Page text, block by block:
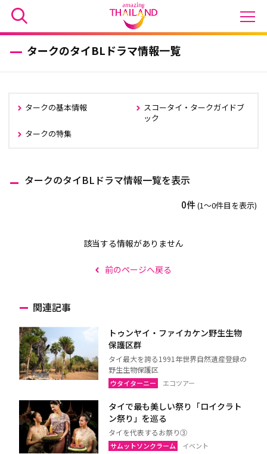
タークのタイBLドラマ情報一覧
タークの基本情報
スコータイ・タークガイドブ
ック
タークの特集
タークのタイBLドラマ情報一覧を表示
0件(1〜0件目を表示)
該当する情報がありません
前のページへ戻る
関連記事
トゥンヤイ・ファイカケン野生生物
保護区群
タイ最大を誇る1991年世界自然遺産登録の
野生生物保護区
ウタイターニー エコツアー
タイで最も美しい祭り「ロイクラト
ン祭り」を巡る
タイを代表するお祭り③
サムットソンクラーム イベント